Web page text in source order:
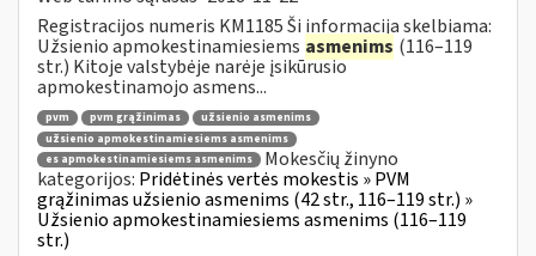
Registracijos numeris KM1185 Ši informacija skelbiama:
Užsienio apmokestinamiesiems asmenims (116–119
str.) Kitoje valstybėje narėje įsikūrusio
apmokestinamojo asmens...
pvm pvm grąžinimas
užsienio asmenims
užsienio apmokestinamiesiems asmenims
es apmokestinamiesiems asmenims
Mokesčių žinyno
kategorijos: Pridėtinės vertės mokestis » PVM
grąžinimas užsienio asmenims (42 str., 116–119 str.) »
Užsienio apmokestinamiesiems asmenims (116–119
str.)